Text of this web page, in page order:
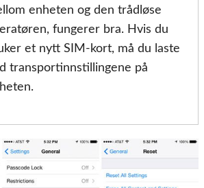
enheten og den trådløse
fungerer bra. Hvis du
et nytt SIM-kort, må du laste
transportinnstillingene på